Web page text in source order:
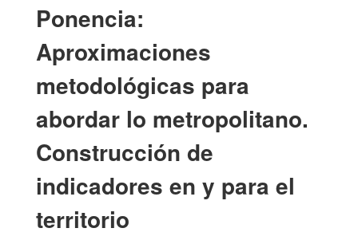
Ponencia:
Aproximaciones
metodológicas para
abordar lo metropolitano.
Construcción de
indicadores en y para el
territorio